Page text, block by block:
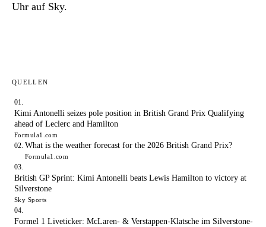
Uhr auf Sky.
QUELLEN
Kimi Antonelli seizes pole position in British Grand Prix Qualifying
ahead of Leclerc and Hamilton
Formula1.com
What is the weather forecast for the 2026 British Grand Prix?
Formula1.com
British GP Sprint: Kimi Antonelli beats Lewis Hamilton to victory at
Silverstone
Sky Sports
Formel 1 Liveticker: McLaren- & Verstappen-Klatsche im Silverstone-